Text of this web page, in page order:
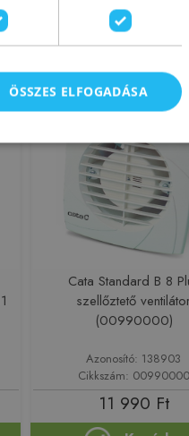
Rendelésre
Cata Standard B 8
szellőztető
(00990000)
Azonosító: 138903
Cikkszám: 00990000
11 990 Ft
ÖSSZES ELFOGADÁSA